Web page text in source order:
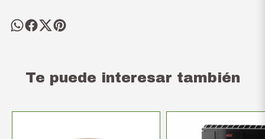
Te puede interesar también